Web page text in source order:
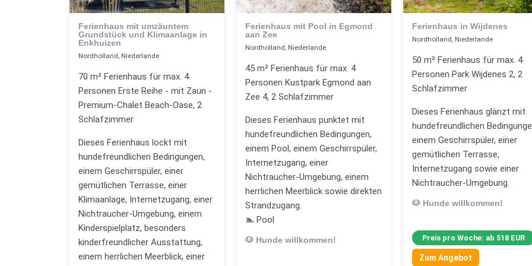
Ferienhaus mit umzäuntem
Grundstück und Klimaanlage in
Enkhuizen
Nordholland, Niederlande
70 m² Ferienhaus für max. 4
Personen Erste Reihe - mit Zaun -
Premium-Chalet Beach-Oase, 2
Schlafzimmer
Dieses Ferienhaus lockt mit
hundefreundlichen Bedingungen,
einem Geschirrspüler, einer
gemütlichen Terrasse, einer
Klimaanlage, Internetzugang, einer
Nichtraucher-Umgebung, einem
Kinderspielplatz, besonders
kinderfreundlicher Ausstattung,
einem herrlichen Meerblick, einer
Ferienhaus mit Pool in Egmond
aan Zee
Nordholland, Niederlande
45 m² Ferienhaus für max. 4
Personen Kustpark Egmond aan
Zee 4, 2 Schlafzimmer
Dieses Ferienhaus punktet mit
hundefreundlichen Bedingungen,
einem Pool, einem Geschirrspüler,
Internetzugang, einer
Nichtraucher-Umgebung, einem
herrlichen Meerblick sowie direkten
Strandzugang.
🏊 Pool
🐶 Hunde willkommen!
Ferienhaus in Wijdenes
Nordholland, Niederlande
50 m² Ferienhaus für max. 4
Personen Park Wijdenes 2, 2
Schlafzimmer
Dieses Ferienhaus glänzt mit
hundefreundlichen
einem Geschirrspüler, einer
gemütlichen Terrasse,
Internetzugang sowie einer
Nichtraucher-Umgebung.
🐶 Hunde willkommen!
Preis pro Woche: ab 518 EUR
Zum Angebot